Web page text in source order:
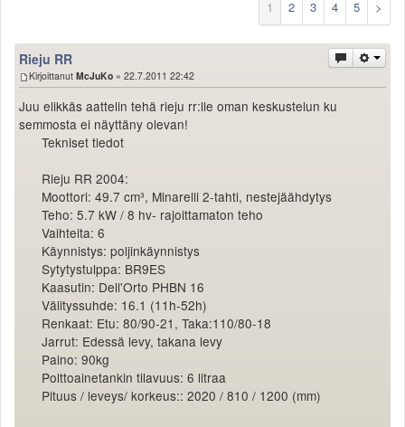
Uudet kuvat
Uudet videot
Uudet kommentit
MYYDÄÄN
Haku
Ajoneuvot
Osat
TIETOPANKKI
TAPAHTUMAT
MP15 kuvia
MP14 kuvia
MP13 kuvia
ACS 2015 kuvia
Lisää uusi tapahtuma
UUTISET
SÄÄ
1 2 3 4 5 >
Rieju RR
Kirjoittanut McJuKo » 22.7.2011 22:42
Juu elikkäs aattelin tehä rieju rr:lle oman keskustelun ku
semmosta ei näyttäny olevan!
Tekniset tiedot
Rieju RR 2004:
Moottori: 49.7 cm³, Minarelli 2-tahti, nestejäähdytys
Teho: 5.7 kW / 8 hv- rajoittamaton teho
Vaihteita: 6
Käynnistys: poljinkäynnistys
Sytytystulppa: BR9ES
Kaasutin: Dell'Orto PHBN 16
Välityssuhde: 16.1 (11h-52h)
Renkaat: Etu: 80/90-21, Taka:110/80-18
Jarrut: Edessä levy, takana levy
Paino: 90kg
Polttoainetankin tilavuus: 6 litraa
Pituus / leveys/ korkeus:: 2020 / 810 / 1200 (mm)